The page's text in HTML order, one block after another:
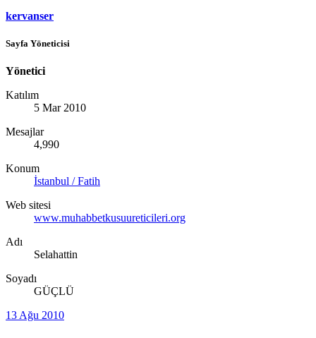
kervanser
Sayfa Yöneticisi
Yönetici
Katılım
5 Mar 2010
Mesajlar
4,990
Konum
İstanbul / Fatih
Web sitesi
www.muhabbetkusuureticileri.org
Adı
Selahattin
Soyadı
GÜÇLÜ
13 Ağu 2010